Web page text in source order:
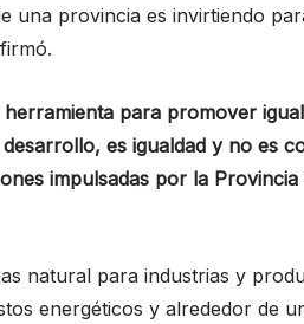
una provincia es invirtiendo
para promover
es igualdad y no es
impulsadas por la
natural para industrias y
energéticos y alrededor de